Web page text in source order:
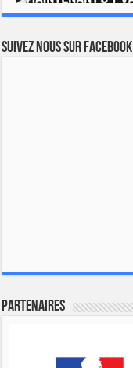
Suivez nous sur Facebook
Partenaires